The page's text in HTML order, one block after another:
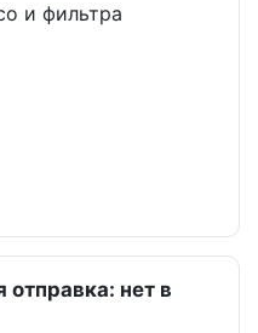
и фильтра
нет в